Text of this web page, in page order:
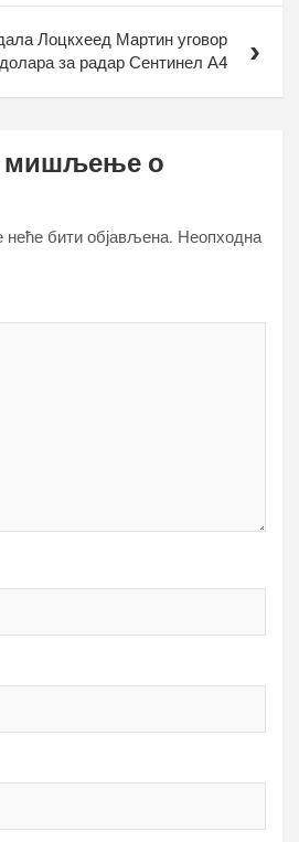
Лоцкхеед Мартин уговор
за радар Сентинел А4
мишљење о
бити објављена. Неопходна